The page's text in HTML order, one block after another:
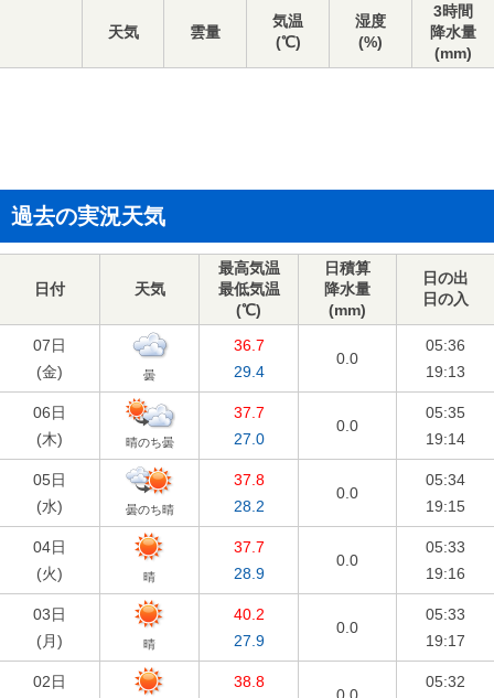
天気 雲量
気温
(℃)
湿度
(%)
3時間
降水量
(mm)
過去の実況天気
日付 天気
最高気温
最低気温
(℃)
日積算
降水量
(mm)
日の出
日の入
07日
(金) 曇
36.7
29.4
0.0
05:36
19:13
06日
(木) 晴のち曇
37.7
27.0
0.0
05:35
19:14
05日
(水) 曇のち晴
37.8
28.2
0.0
05:34
19:15
04日
(火) 晴
37.7
28.9
0.0
05:33
19:16
03日
(月) 晴
40.2
27.9
0.0
05:33
19:17
02日 38.8 05:32